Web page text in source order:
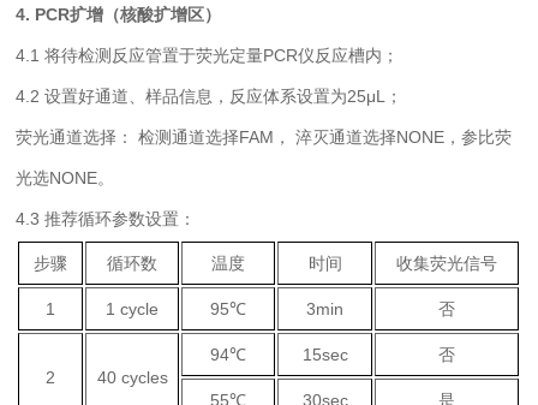
4. PCR扩增（核酸扩增区）
4.1 将待检测反应管置于荧光定量PCR仪反应槽内；
4.2 设置好通道、样品信息，反应体系设置为25μL；
荧光通道选择： 检测通道选择FAM， 淬灭通道选择NONE，参比荧
光选NONE。
4.3 推荐循环参数设置：
步骤 循环数 温度 时间 收集荧光信号
1 1 cycle 95℃ 3min 否
2 40 cycles
94℃ 15sec 否
55℃ 30sec 是